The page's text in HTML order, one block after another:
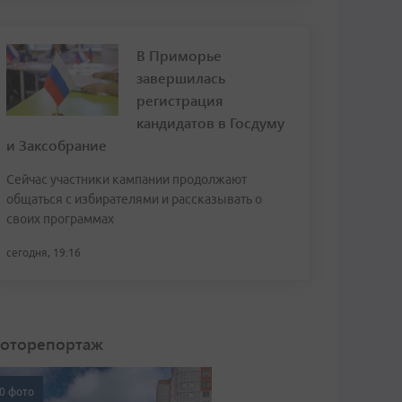
В Приморье
завершилась
регистрация
кандидатов в Госдуму
и Заксобрание
Сейчас участники кампании продолжают
общаться с избирателями и рассказывать о
своих программах
сегодня, 19:16
фото